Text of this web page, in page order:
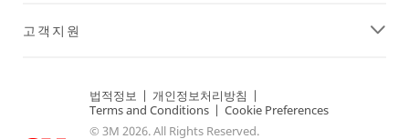
고객지원
법적정보 | 개인정보처리방침 |
Terms and Conditions | Cookie Preferences
© 3M 2026. All Rights Reserved.